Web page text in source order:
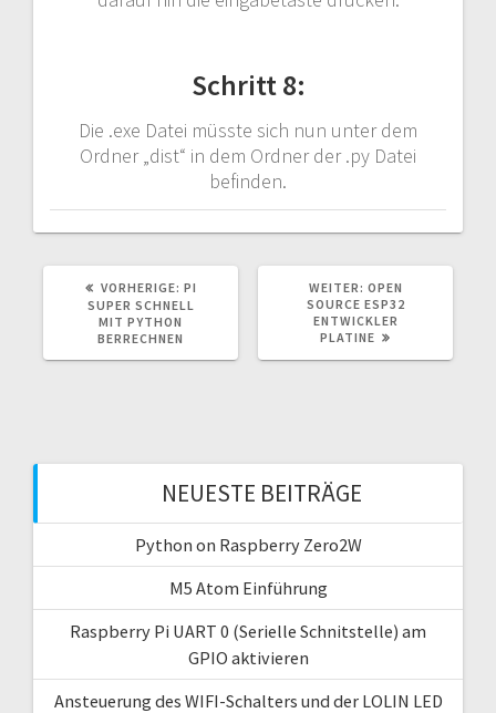
Schritt 8:
Die .exe Datei müsste sich nun unter dem
Ordner „dist“ in dem Ordner der .py Datei
befinden.
VORHERIGE: VORHERIGER
BEITRAG:
PI
SUPER SCHNELL
MIT PYTHON
BERRECHNEN
WEITER: NÄCHSTER
BEITRAG:
OPEN
SOURCE ESP32
ENTWICKLER
PLATINE
NEUESTE BEITRÄGE
Python on Raspberry Zero2W
M5 Atom Einführung
Raspberry Pi UART 0 (Serielle Schnitstelle) am
GPIO aktivieren
Ansteuerung des WIFI-Schalters und der LOLIN LED